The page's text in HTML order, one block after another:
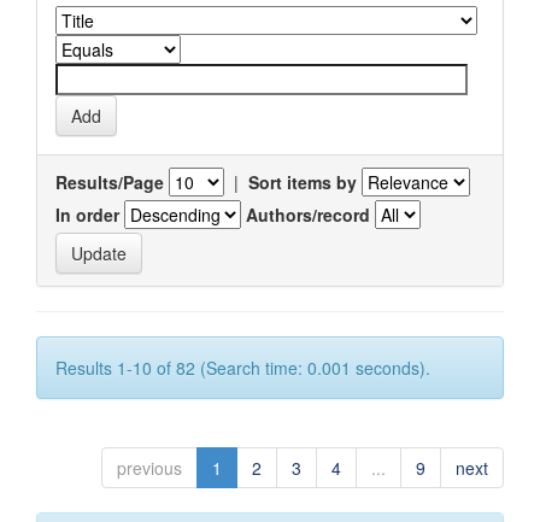
Results/Page | Sort items by
In order
Authors/record
Results 1-10 of 82 (Search time: 0.001 seconds).
previous 1 2 3 4 ... 9 next